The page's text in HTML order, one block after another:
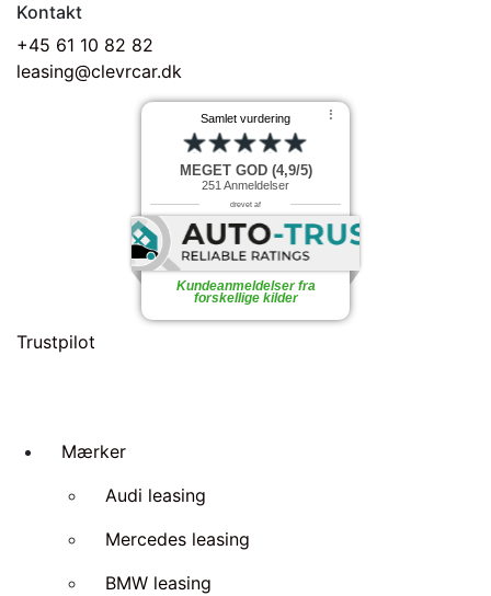
Kontakt
+45 61 10 82 82
leasing@clevrcar.dk
Samlet vurdering ⠇
MEGET GOD (4,9/5)
251 Anmeldelser
drevet af
Kundeanmeldelser fra
forskellige kilder
Trustpilot
Mærker
Audi leasing
Mercedes leasing
BMW leasing